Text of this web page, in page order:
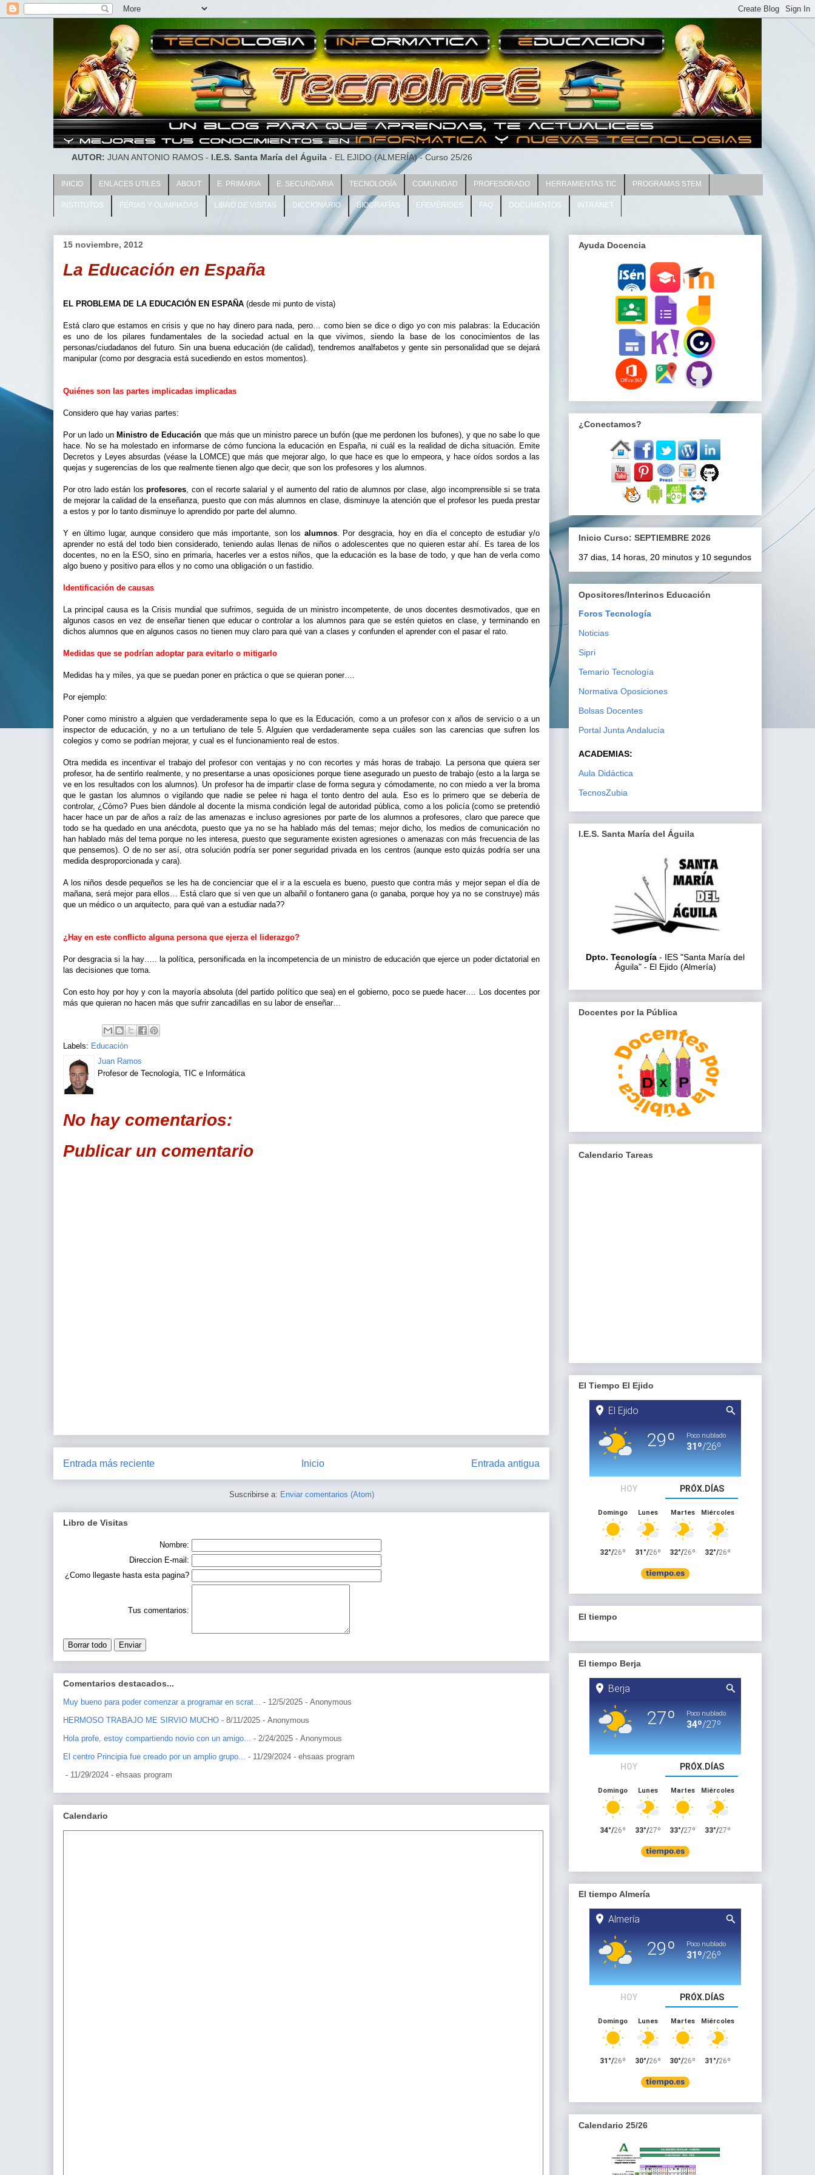
AUTOR: JUAN ANTONIO RAMOS - I.E.S. Santa María del Águila - EL EJIDO (ALMERÍA) - Curso 25/26
INICIO ENLACES UTILES ABOUT E. PRIMARIA E. SECUNDARIA TECNOLOGÍA COMUNIDAD PROFESORADO HERRAMIENTAS TIC PROGRAMAS STEM
INSTITUTOS FERIAS Y OLIMPIADAS LIBRO DE VISITAS DICCIONARIO BIOGRAFÍAS EFEMÉRIDES FAQ DOCUMENTOS INTRANET
15 noviembre, 2012
La Educación en España
EL PROBLEMA DE LA EDUCACIÓN EN ESPAÑA (desde mi punto de vista)
Está claro que estamos en crisis y que no hay dinero para nada, pero… como bien se dice o digo yo con mis palabras: la Educación
es uno de los pilares fundamentales de la sociedad actual en la que vivimos, siendo la base de los conocimientos de las
personas/ciudadanos del futuro. Sin una buena educación (de calidad), tendremos analfabetos y gente sin personalidad que se dejará
manipular (como por desgracia está sucediendo en estos momentos).
Quiénes son las partes implicadas implicadas
Considero que hay varias partes:
Por un lado un Ministro de Educación que más que un ministro parece un bufón (que me perdonen los bufones), y que no sabe lo que
hace. No se ha molestado en informarse de cómo funciona la educación en España, ni cuál es la realidad de dicha situación. Emite
Decretos y Leyes absurdas (véase la LOMCE) que más que mejorar algo, lo que hace es que lo empeora, y hace oídos sordos a las
quejas y sugerencias de los que realmente tienen algo que decir, que son los profesores y los alumnos.
Por otro lado están losprofesores, con el recorte salarial y el aumento del ratio de alumnos por clase, algo incomprensible si se trata
de mejorar la calidad de la enseñanza, puesto que con más alumnos en clase, disminuye la atención que el profesor les pueda prestar
a estos y por lo tanto disminuye lo aprendido por parte del alumno.
Y en último lugar, aunque considero que más importante, son los alumnos. Por desgracia, hoy en día el concepto de estudiar y/o
aprender no está del todo bien considerado, teniendo aulas llenas de niños o adolescentes que no quieren estar ahí. Es tarea de los
docentes, no en la ESO, sino en primaria, hacerles ver a estos niños, que la educación es la base de todo, y que han de verla como
algo bueno y positivo para ellos y no como una obligación o un fastidio.
Identificación de causas
La principal causa es la Crisis mundial que sufrimos, seguida de un ministro incompetente, de unos docentes desmotivados, que en
algunos casos en vez de enseñar tienen que educar o controlar a los alumnos para que se estén quietos en clase, y terminando en
dichos alumnos que en algunos casos no tienen muy claro para qué van a clases y confunden el aprender con el pasar el rato.
Medidas que se podrían adoptar para evitarlo o mitigarlo
Medidas ha y miles, ya que se puedan poner en práctica o que se quieran poner….
Por ejemplo:
Poner como ministro a alguien que verdaderamente sepa lo que es la Educación, como a un profesor con x años de servicio o a un
inspector de educación, y no a un tertuliano de tele 5. Alguien que verdaderamente sepa cuáles son las carencias que sufren los
colegios y como se podrían mejorar, y cual es el funcionamiento real de estos.
Otra medida es incentivar el trabajo del profesor con ventajas y no con recortes y más horas de trabajo. La persona que quiera ser
profesor, ha de sentirlo realmente, y no presentarse a unas oposiciones porque tiene asegurado un puesto de trabajo (esto a la larga se
ve en los resultados con los alumnos). Un profesor ha de impartir clase de forma segura y cómodamente, no con miedo a ver la broma
que le gastan los alumnos o vigilando que nadie se pelee ni haga el tonto dentro del aula. Eso es lo primero que se debería de
controlar, ¿Cómo? Pues bien dándole al docente la misma condición legal de autoridad pública, como a los policía (como se pretendió
hacer hace un par de años a raíz de las amenazas e incluso agresiones por parte de los alumnos a profesores, claro que parece que
todo se ha quedado en una anécdota, puesto que ya no se ha hablado más del temas; mejor dicho, los medios de comunicación no
han hablado más del tema porque no les interesa, puesto que seguramente existen agresiones o amenazas con más frecuencia de las
que pensemos). O de no ser así, otra solución podría ser poner seguridad privada en los centros (aunque esto quizás podría ser una
medida desproporcionada y cara).
A los niños desde pequeños se les ha de concienciar que el ir a la escuela es bueno, puesto que contra más y mejor sepan el día de
mañana, será mejor para ellos… Está claro que si ven que un albañil o fontanero gana (o ganaba, porque hoy ya no se construye) más
que un médico o un arquitecto, para qué van a estudiar nada??
¿Hay en este conflicto alguna persona que ejerza el liderazgo?
Por desgracia si la hay….. la política, personificada en la incompetencia de un ministro de educación que ejerce un poder dictatorial en
las decisiones que toma.
Con esto hoy por hoy y con la mayoría absoluta (del partido político que sea) en el gobierno, poco se puede hacer…. Los docentes por
más que quieran no hacen más que sufrir zancadillas en su labor de enseñar…
Labels: Educación
Juan Ramos
Profesor de Tecnología, TIC e Informática
No hay comentarios:
Publicar un comentario
Entrada más reciente Entrada antigua
Inicio
Suscribirse a: Enviar comentarios (Atom)
Libro de Visitas
Nombre:
Direccion E-mail:
¿Como llegaste hasta esta pagina?
Tus comentarios:
Comentarios destacados...
Muy bueno para poder comenzar a programar en scrat... - 12/5/2025 - Anonymous
HERMOSO TRABAJO ME SIRVIO MUCHO - 8/11/2025 - Anonymous
Hola profe, estoy compartiendo novio con un amigo...
- 2/24/2025 - Anonymous
El centro Principia fue creado por un amplio grupo...
- 11/29/2024 - ehsaas program
- 11/29/2024 - ehsaas program
Calendario
Ayuda Docencia
¿Conectamos?
Inicio Curso: SEPTIEMBRE 2026
37 dias, 14 horas, 20 minutos y 9 segundos
Opositores/Interinos Educación
Foros Tecnología
Noticias
Sipri
Temario Tecnología
Normativa Oposiciones
Bolsas Docentes
Portal Junta Andalucía
ACADEMIAS:
Aula Didáctica
TecnosZubia
I.E.S. Santa María del Águila
Dpto. Tecnología - IES "Santa María del
Águila" - El Ejido (Almería)
Docentes por la Pública
Calendario Tareas
El Tiempo El Ejido
El tiempo
El tiempo Berja
El tiempo Almería
Calendario 25/26